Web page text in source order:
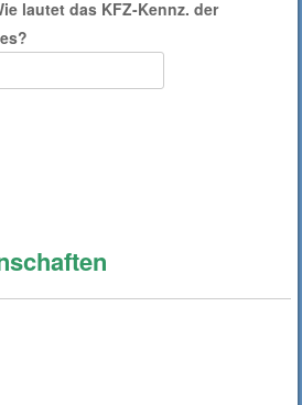
lautet das KFZ-Kennz. der